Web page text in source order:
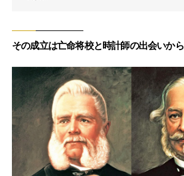
その成立は亡命将校と時計師の出会いから